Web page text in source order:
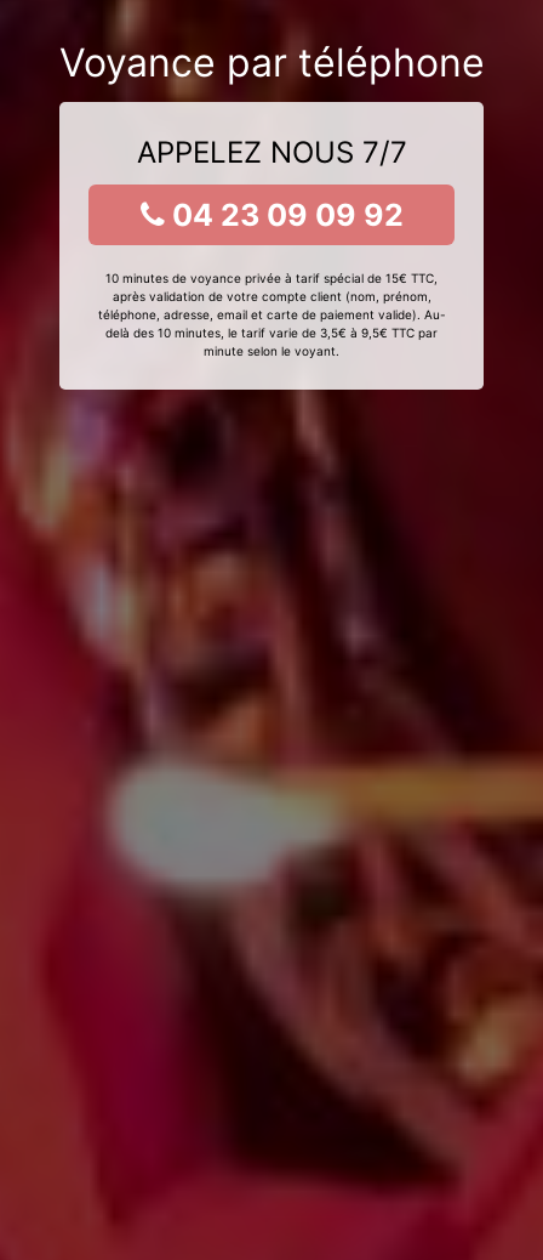
Voyance par téléphone
APPELEZ NOUS 7/7
04 23 09 09 92
10 minutes de voyance privée à tarif spécial de 15€ TTC,
après validation de votre compte client (nom, prénom,
téléphone, adresse, email et carte de paiement valide). Au-
delà des 10 minutes, le tarif varie de 3,5€ à 9,5€ TTC par
minute selon le voyant.